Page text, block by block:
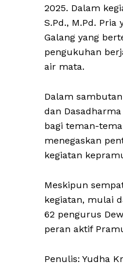
2025. Dalam
S.Pd., M.Pd.
Galang yang
pengukuhan
air mata.
Dalam
dan
bagi teman-
menegaskan
kegiatan
Meskipun
kegiatan, mulai
62 pengurus
peran aktif
Penulis: Yudha